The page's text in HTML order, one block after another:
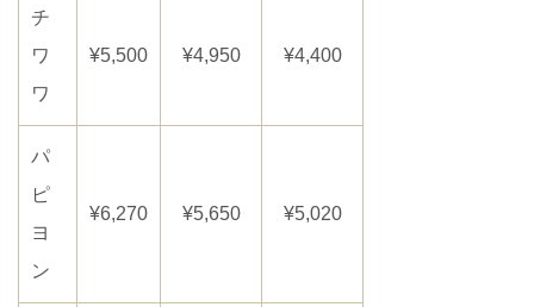
チ
ワ
ワ
¥5,500 ¥4,950 ¥4,400
パ
ピ
ヨ
ン
¥6,270 ¥5,650 ¥5,020